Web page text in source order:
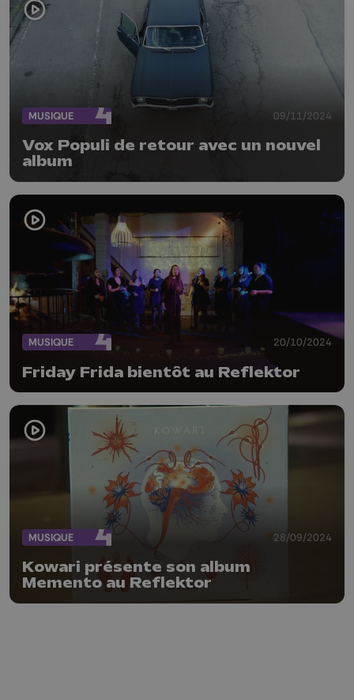
MUSIQUE 09/11/2024
Vox Populi de retour avec un nouvel
album
MUSIQUE 20/10/2024
Friday Frida bientôt au Reflektor
MUSIQUE 28/09/2024
Kowari présente son album
Memento au Reflektor